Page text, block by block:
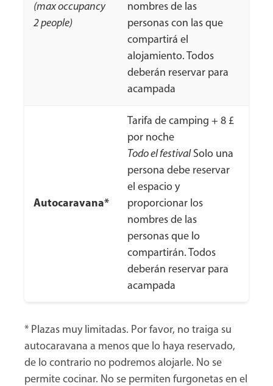
(max occupancy
2 people)
nombres de las
personas con las que
compartirá el
alojamiento. Todos
deberán reservar para
acampada
Autocaravana*
Tarifa de camping + 8 £
por noche
Todo el festivalSolo una
persona debe reservar
el espacio y
proporcionar los
nombres de las
personas que lo
compartirán. Todos
deberán reservar para
acampada
* Plazas muy limitadas. Por favor, no traiga su
autocaravana a menos que lo haya reservado,
de lo contrario no podremos alojarle. No se
permite cocinar. No se permiten furgonetas en el